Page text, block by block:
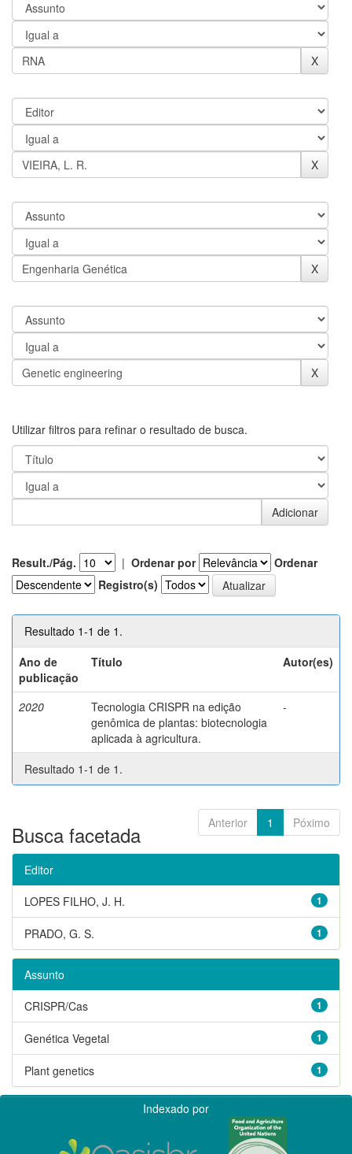
Utilizar filtros para refinar o resultado de busca.
Result./Pág. | Ordenar por
Ordenar
Registro(s)
Resultado 1-1 de 1.
Ano de
publicação
Título Autor(es)
2020
Tecnologia CRISPR na edição
genômica de plantas: biotecnologia
aplicada à agricultura.
-
Resultado 1-1 de 1.
Anterior 1 Póximo
Busca facetada
Editor
1
LOPES FILHO, J. H.
1
PRADO, G. S.
Assunto
1
CRISPR/Cas
1
Genética Vegetal
1
Plant genetics
Indexado por